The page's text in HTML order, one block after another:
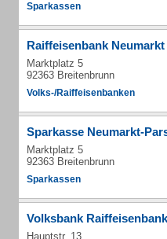
Sparkassen
Raiffeisenbank Neumarkt
Marktplatz 5
92363 Breitenbrunn
Volks-/Raiffeisenbanken
Sparkasse Neumarkt-
Marktplatz 5
92363 Breitenbrunn
Sparkassen
Volksbank
Hauptstr. 13